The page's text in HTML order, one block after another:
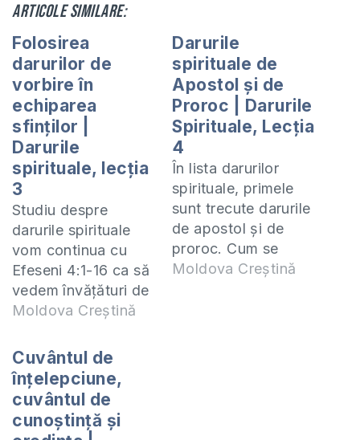
Articole similare:
Folosirea
darurilor de
vorbire în
echiparea
sfinților |
Darurile
spirituale, lecția
3
Studiu despre
darurile spirituale
vom continua cu
Efeseni 4:1-16 ca să
vedem învățături de
temelie despre
duhovnicești. De
asemenea, în
această lecție vom
recapitula toate
adevărurile învățate
Moldova Creștină
Darurile
spirituale de
Apostol și de
Proroc | Darurile
Spirituale, Lecția
4
În lista darurilor
spirituale, primele
sunt trecute darurile
de apostol și de
proroc. Cum se
manifestă aceste
Moldova Creștină
Cuvântul de
înțelepciune,
cuvântul de
cunoștință și